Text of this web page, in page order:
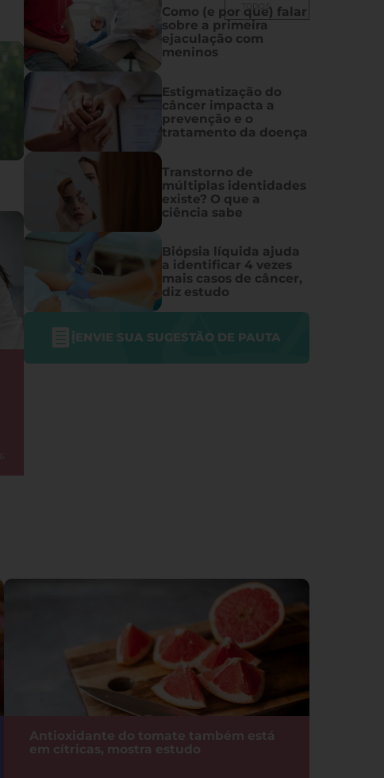
TODOS
Como (e por que) falar
sobre a primeira
ejaculação com
meninos
Estigmatização do
câncer impacta a
prevenção e o
tratamento da doença
Transtorno de
múltiplas identidades
existe? O que a
ciência sabe
Biópsia líquida ajuda
a identificar 4 vezes
mais casos de câncer,
diz estudo
ENVIE SUA SUGESTÃO DE PAUTA
Antioxidante do tomate também está
em cítricas, mostra estudo